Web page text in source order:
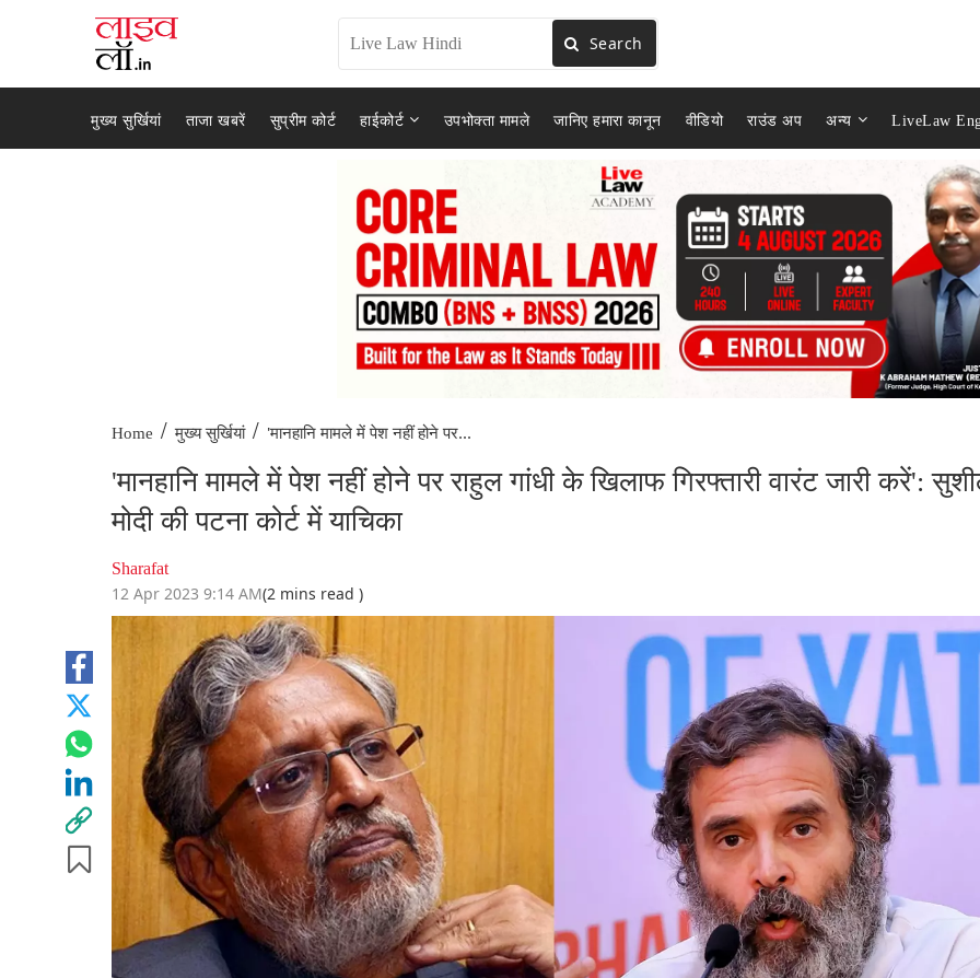
Search
मुख्य सुर्खियां ताजा खबरें सुप्रीम कोर्ट हाईकोर्ट उपभोक्ता मामले जानिए हमारा कानून वीडियो राउंड अप अन्य LiveLaw
Home / मुख्य सुर्खियां / 'मानहानि मामले में पेश नहीं होने पर...
'मानहानि मामले में पेश नहीं होने पर राहुल गांधी के खिलाफ गिरफ्तारी वारंट जारी करें':
मोदी की पटना कोर्ट में याचिका
Sharafat
12 Apr 2023 9:14 AM(2 mins read )